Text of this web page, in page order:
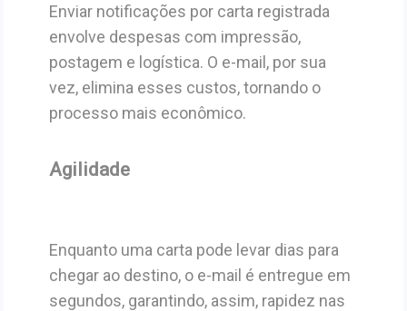
Enviar notificações por carta registrada
envolve despesas com impressão,
postagem e logística. O e-mail, por sua
vez, elimina esses custos, tornando o
processo mais econômico.
Agilidade
Enquanto uma carta pode levar dias para
chegar ao destino, o e-mail é entregue em
segundos, garantindo, assim, rapidez nas